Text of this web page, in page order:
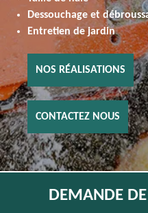
Dessouchage et
Entretien de jardin
NOS RÉALISATIONS
CONTACTEZ NOUS
DEMANDE